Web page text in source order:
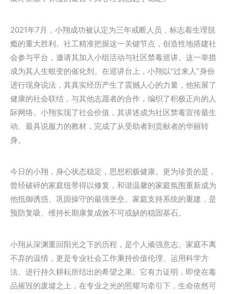
2021年7月，小翔成功被认定为三年戒断人员，标志着生理脱
瘾的重大胜利。社工精准把握这一关键节点，创造性地搭建社
会参与平台，邀请其加入小组活动与社区禁毒巡讲。这一举措
成为其人生蜕变的催化剂。在巡讲台上，小翔以“过来人”身份
进行现身说法，其真实经历产生了震撼人心的力量，他拓展了
健康的社会联结，与其他志愿者的合作，编织了积极正向的人
际网络。小翔实现了社会价值，其讲述成为社区禁毒宣传最生
动、最具说服力的教材，完成了从受助者到贡献者的华丽转
身。
今日的小翔，身心状态稳定，思想积极健康。更为珍贵的是，
曾经破碎的家庭纽带得以修复，和谐温馨的家庭氛围重新成为
他抵御诱惑、巩固操守的最强堡垒。家庭支持系统的重建，是
预防复吸、维持长期康复成效不可或缺的稳固基石。
小翔从深渊重回阳光之下的历程，是个人顽强意志、家庭不离
不弃的温情，更是专业社会工作秉持价值伦理、运用科学方
法、进行持久耕耘所结出的希望之果。它有力证明，即使在毒
品摧毁的废墟之上，在专业之光的照耀与牵引下，生命依然可